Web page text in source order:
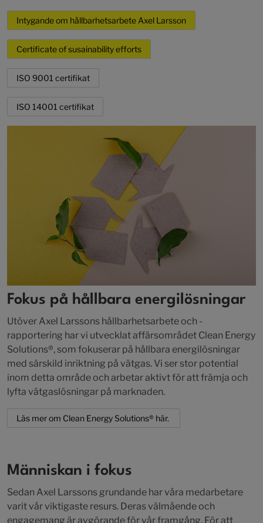
Intygande om hållbarhetsarbete Axel Larsson
Certificate of susainability efforts
ISO 9001 certifikat
ISO 14001 certifikat
Fokus på hållbara energilösningar
Utöver Axel Larssons hållbarhetsarbete och -
rapportering har vi utvecklat affärsområdet Clean Energy
Solutions®, som fokuserar på hållbara energilösningar
med särskild inriktning på vätgas. Vi ser stor potential
inom detta område och arbetar aktivt för att främja och
lyfta vätgaslösningar på marknaden.
Läs mer om Clean Energy Solutions® här.
Människan i fokus
Sedan Axel Larssons grundande har våra medarbetare
varit vår viktigaste resurs. Deras välmående och
engagemang är avgörande för vår framgång. För att